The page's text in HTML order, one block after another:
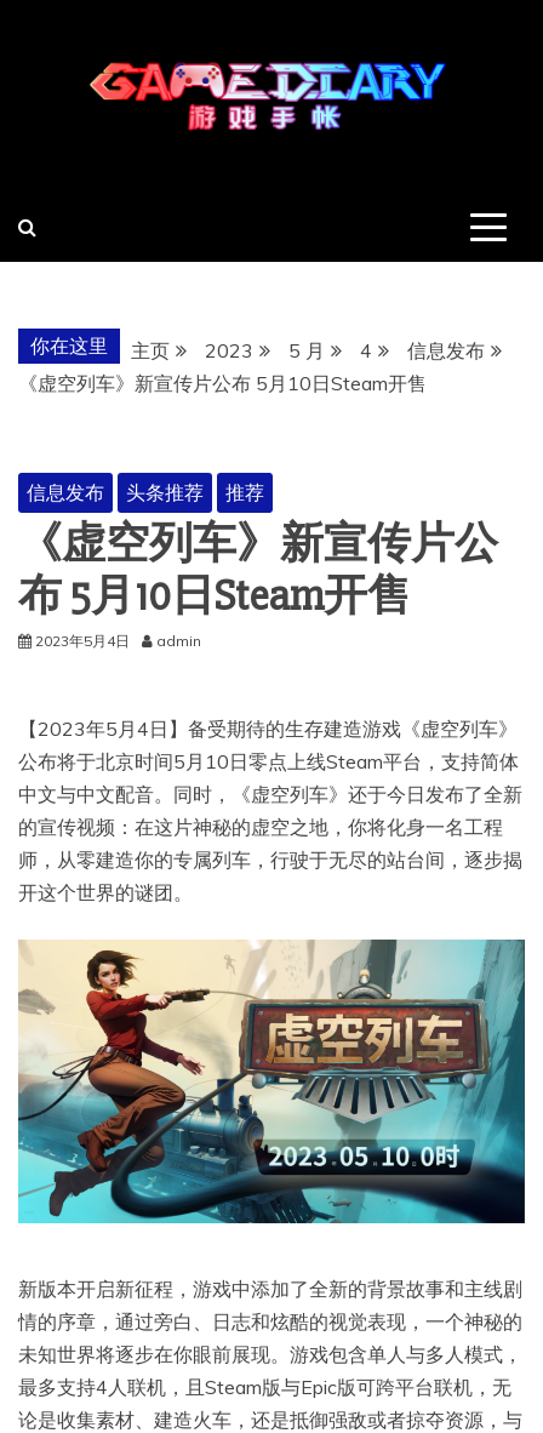
你在这里 主页 2023 5 月 4
信息发布
《虚空列车》新宣传片公布 5月10日Steam开售
信息发布 头条推荐 推荐
《虚空列车》新宣传片公
布 5月10日Steam开售
2023年5月4日 admin
【2023年5月4日】备受期待的生存建造游戏《虚空列车》
公布将于北京时间5月10日零点上线Steam平台，支持简体
中文与中文配音。同时，《虚空列车》还于今日发布了全新
的宣传视频：在这片神秘的虚空之地，你将化身一名工程
师，从零建造你的专属列车，行驶于无尽的站台间，逐步揭
开这个世界的谜团。
新版本开启新征程，游戏中添加了全新的背景故事和主线剧
情的序章，通过旁白、日志和炫酷的视觉表现，一个神秘的
未知世界将逐步在你眼前展现。游戏包含单人与多人模式，
最多支持4人联机，且Steam版与Epic版可跨平台联机，无
论是收集素材、建造火车，还是抵御强敌或者掠夺资源，与